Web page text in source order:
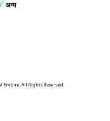
अन्य
All Rights Reserved.